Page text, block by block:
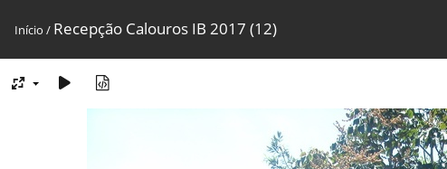
Início / Recepção Calouros IB 2017 (12)